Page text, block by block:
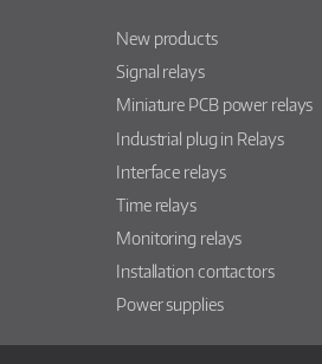
New products
Signal relays
Miniature PCB power relays
Industrial plug in Relays
Interface relays
Time relays
Monitoring relays
Installation contactors
Power supplies